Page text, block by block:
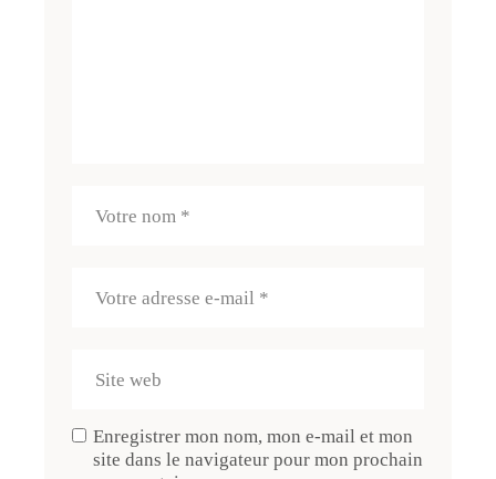
Enregistrer mon nom, mon e-mail et mon
site dans le navigateur pour mon prochain